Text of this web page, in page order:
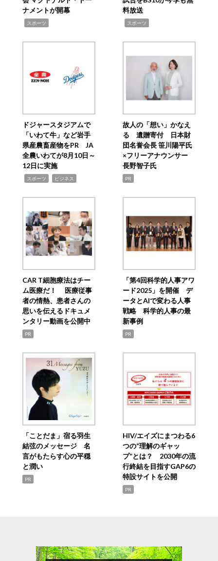
ナメントが開幕
スポーツ
料放送
スポーツ
ドジャースタジアムで
「いわて牛」など岩手
県産農畜産物をPR JA
全農いわてが8月10日～
12日に実施
スポーツ ビジネス
故人の「想い」かなえ
る 遺贈寄付 日本財
団名誉会長 笹川陽平氏
×フリーアナウンサー
長野智子氏
PR
CAR T細胞療法はチー
ム医療だ！ 医療従事
者の情熱、患者さんの
思いを伝えるドキュメ
ンタリー動画を公開中
PR
「第4回科学的人事アワ
ード2025」を開催 デ
ータとAIで変わる人事
戦略 科学的人事の最
新事例
PR
「ことだま」宿る羽生
結弦のメッセージ 名
言がもたらす心の平穏
と潤い
PR
HIV/エイズにまつわる6
つの“理解のギャッ
プ”とは？ 2030年の流
行終結を目指すGAP6の
特設サイトを公開
PR